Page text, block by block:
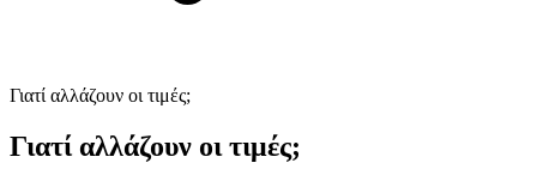
Γιατί αλλάζουν οι τιμές;
Γιατί αλλάζουν οι τιμές;